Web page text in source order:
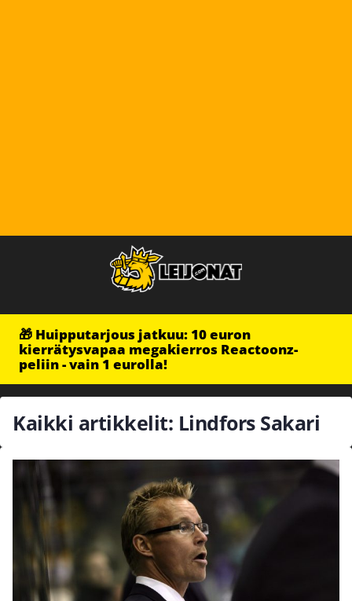
🎁 Huipputarjous jatkuu: 10 euron
kierrätysvapaa megakierros Reactoonz-
peliin - vain 1 eurolla!
Kaikki artikkelit: Lindfors Sakari